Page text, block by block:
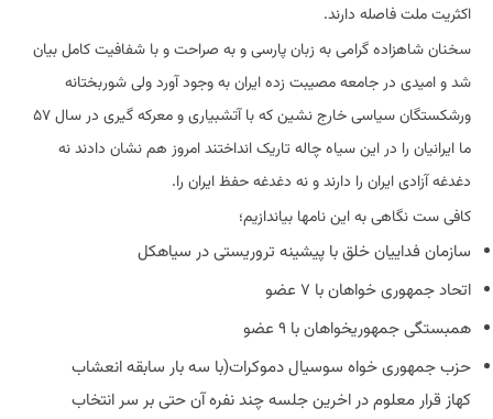
اکثریت ملت فاصله دارند.
سخنان شاهزاده گرامی به زبان پارسی و به صراحت و با شفافیت کامل بیان
شد و امیدی در جامعه مصیبت زده ایران به وجود آورد ولی شوربختانه
ورشکستگان سیاسی خارج نشین که با آتشبیاری و معرکه گیری در سال ۵۷
ما ایرانیان را در این سیاه چاله تاریک انداختند امروز هم نشان دادند نه
دغدغه آزادی ایران را دارند و نه دغدغه حفظ ایران را.
کافی ست نگاهی به این نامها بیاندازیم؛
سازمان فداییان خلق با پیشینه تروریستی در سیاهکل
اتحاد جمهوری خواهان با ۷ عضو
همبستگی جمهوریخواهان با ۹ عضو
حزب جمهوری خواه سوسیال دموکرات(با سه بار سابقه انعشاب
کهاز قرار معلوم در اخرین جلسه چند نفره آن حتی بر سر انتخاب